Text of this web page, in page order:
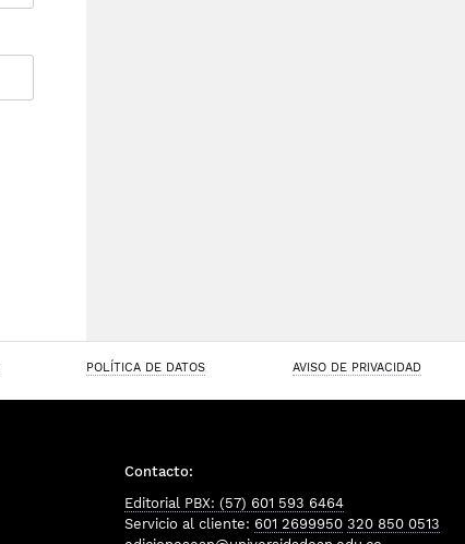
POLÍTICA DE DATOS AVISO DE PRIVACIDAD
Contacto:
Editorial PBX: (57) 601 593 6464
Servicio al cliente: 601 2699950 320 850 0513